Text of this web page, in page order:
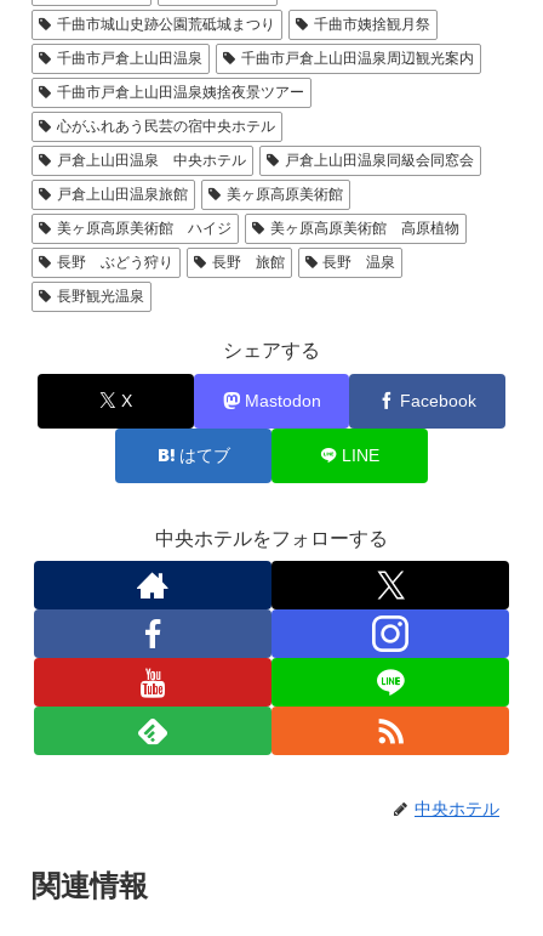
千曲市城山史跡公園荒砥城まつり
千曲市姨捨観月祭
千曲市戸倉上山田温泉
千曲市戸倉上山田温泉周辺観光案内
千曲市戸倉上山田温泉姨捨夜景ツアー
心がふれあう民芸の宿中央ホテル
戸倉上山田温泉 中央ホテル
戸倉上山田温泉同級会同窓会
戸倉上山田温泉旅館
美ヶ原高原美術館
美ヶ原高原美術館 ハイジ
美ヶ原高原美術館 高原植物
長野 ぶどう狩り
長野 旅館
長野 温泉
長野観光温泉
シェアする
X Mastodon Facebook
はてブ LINE
中央ホテルをフォローする
中央ホテル
関連情報